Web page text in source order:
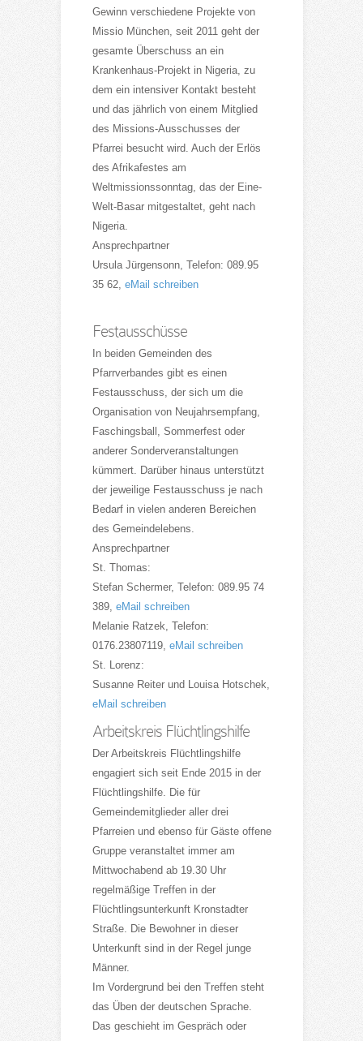
Gewinn verschiedene Projekte von
Missio München, seit 2011 geht der
gesamte Überschuss an ein
Krankenhaus-Projekt in Nigeria, zu
dem ein intensiver Kontakt besteht
und das jährlich von einem Mitglied
des Missions-Ausschusses der
Pfarrei besucht wird. Auch der Erlös
des Afrikafestes am
Weltmissionssonntag, das der Eine-
Welt-Basar mitgestaltet, geht nach
Nigeria.
Ansprechpartner
Ursula Jürgensonn, Telefon: 089.95
35 62, eMail schreiben
Festausschüsse
In beiden Gemeinden des
Pfarrverbandes gibt es einen
Festausschuss, der sich um die
Organisation von Neujahrsempfang,
Faschingsball, Sommerfest oder
anderer Sonderveranstaltungen
kümmert. Darüber hinaus unterstützt
der jeweilige Festausschuss je nach
Bedarf in vielen anderen Bereichen
des Gemeindelebens.
Ansprechpartner
St. Thomas:
Stefan Schermer, Telefon: 089.95 74
389, eMail schreiben
Melanie Ratzek, Telefon:
0176.23807119, eMail schreiben
St. Lorenz:
Susanne Reiter und Louisa Hotschek,
eMail schreiben
Arbeitskreis Flüchtlingshilfe
Der Arbeitskreis Flüchtlingshilfe
engagiert sich seit Ende 2015 in der
Flüchtlingshilfe. Die für
Gemeindemitglieder aller drei
Pfarreien und ebenso für Gäste offene
Gruppe veranstaltet immer am
Mittwochabend ab 19.30 Uhr
regelmäßige Treffen in der
Flüchtlingsunterkunft Kronstadter
Straße. Die Bewohner in dieser
Unterkunft sind in der Regel junge
Männer.
Im Vordergrund bei den Treffen steht
das Üben der deutschen Sprache.
Das geschieht im Gespräch oder